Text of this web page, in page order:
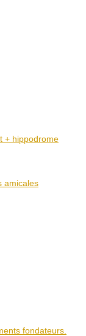
+ hippodrome
amicales
fondateurs.